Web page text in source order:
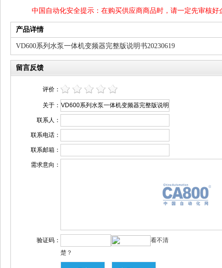
中国自动化安全提示：在购买供应商商品时，请一定先审核
产品详情
VD600系列水泵一体机变频器完整版说明书20230619
留言反馈
评价：
关于：
联系人：
联系电话：
联系邮箱：
需求意向：
验证码：
看不清
楚？